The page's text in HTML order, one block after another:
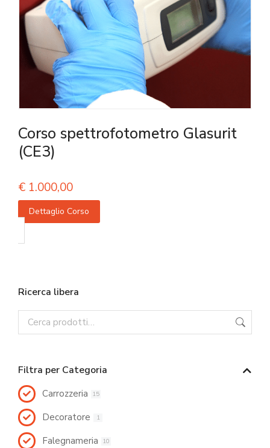
Corso spettrofotometro Glasurit
(CE3)
€ 1.000,00
Dettaglio Corso
Ricerca libera
Filtra per Categoria
Carrozzeria 15
Decoratore 1
Falegnameria 10